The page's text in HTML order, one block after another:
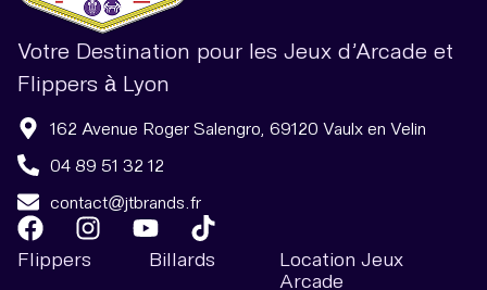
Votre Destination pour les Jeux d’Arcade et
Flippers à Lyon
162 Avenue Roger Salengro, 69120 Vaulx en Velin
04 89 51 32 12
contact@jtbrands.fr
Flippers
Billards
Location Jeux
Arcade